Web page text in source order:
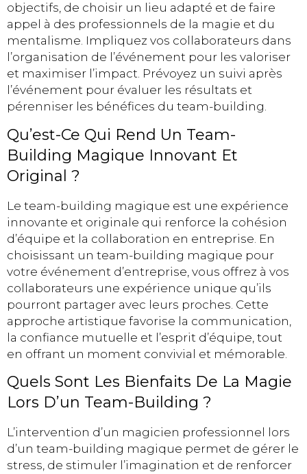
objectifs, de choisir un lieu adapté et de faire
appel à des professionnels de la magie et du
mentalisme. Impliquez vos collaborateurs dans
l’organisation de l’événement pour les valoriser
et maximiser l’impact. Prévoyez un suivi après
l’événement pour évaluer les résultats et
pérenniser les bénéfices du team-building.
Qu’est-Ce Qui Rend Un Team-
Building Magique Innovant Et
Original ?
Le team-building magique est une expérience
innovante et originale qui renforce la cohésion
d’équipe et la collaboration en entreprise. En
choisissant un team-building magique pour
votre événement d’entreprise, vous offrez à vos
collaborateurs une expérience unique qu’ils
pourront partager avec leurs proches. Cette
approche artistique favorise la communication,
la confiance mutuelle et l’esprit d’équipe, tout
en offrant un moment convivial et mémorable.
Quels Sont Les Bienfaits De La Magie
Lors D’un Team-Building ?
L’intervention d’un magicien professionnel lors
d’un team-building magique permet de gérer le
stress, de stimuler l’imagination et de renforcer